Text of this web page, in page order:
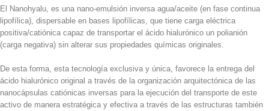
El Nanohyalu, es una nano-emulsión inversa agua/aceite (en fase continua
lipofílica), dispersable en bases lipofílicas, que tiene carga eléctrica
positiva/catiónica capaz de transportar el ácido hialurónico un polianión
(carga negativa) sin alterar sus propiedades químicas originales.
De esta forma, esta tecnología exclusiva y única, favorece la entrega del
ácido hialurónico original a través de la organización arquitectónica de las
nanocápsulas catiónicas inversas para la ejecución del transporte de este
activo de manera estratégica y efectiva a través de las estructuras también